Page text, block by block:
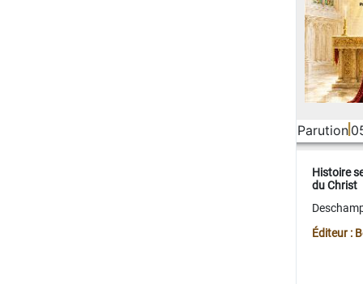
Parution
Histoire
du Christ
Éditeur :